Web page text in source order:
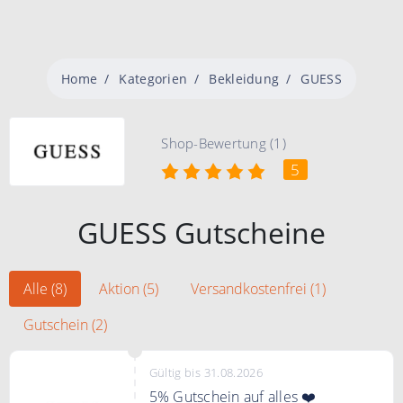
Home Kategorien Bekleidung GUESS
Shop-Bewertung (1)
5
GUESS Gutscheine
Alle (8) Aktion (5)
Versandkostenfrei (1)
Gutschein (2)
Gültig bis 31.08.2026
5% Gutschein auf alles ❤️